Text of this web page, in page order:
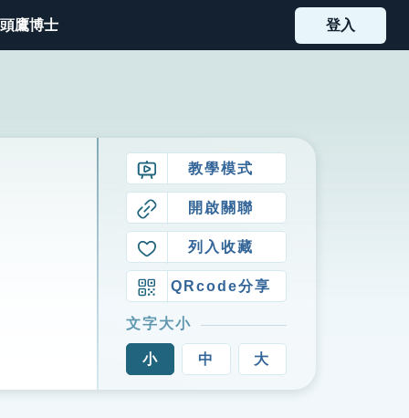
鷹博士 登入
教學模式
開啟關聯
列入收藏
QRcode分享
文字大小
小 中 大